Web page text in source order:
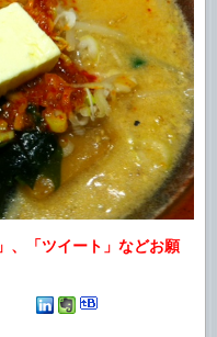
、「ツイート」などお願